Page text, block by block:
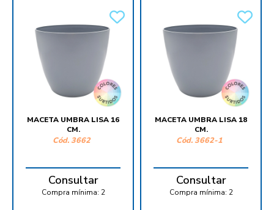
MACETA UMBRA LISA 16
CM.
Cód. 3662
Consultar
Compra mínima: 2
MACETA UMBRA LISA 18
CM.
Cód. 3662-1
Consultar
Compra mínima: 2